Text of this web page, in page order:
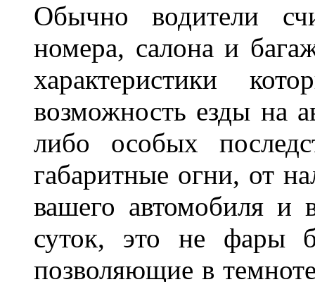
Обычно водители
номера, салона и
характеристики
возможность езды на
либо особых
габаритные огни, от
вашего автомобиля и
суток, это не фары
позволяющие в